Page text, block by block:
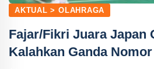
AKTUAL > OLAHRAGA
Fajar/Fikri Juara Japan
Kalahkan Ganda